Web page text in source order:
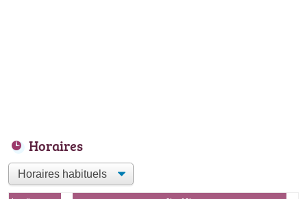
Horaires